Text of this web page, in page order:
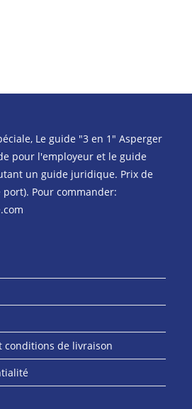
Le guide "3 en 1" Asperger
pour l'employeur et le guide
un guide juridique. Prix de
Pour commander:
conditions de livraison